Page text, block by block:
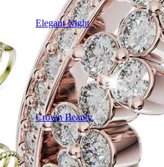
Elegant Night
Crown Beauty